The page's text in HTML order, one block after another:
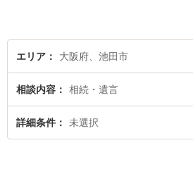
エリア 大阪府、池田市
相談内容 相続・遺言
詳細条件 未選択